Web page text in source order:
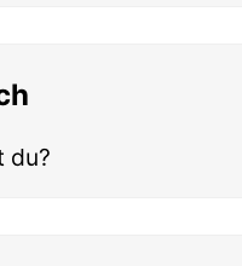
du?